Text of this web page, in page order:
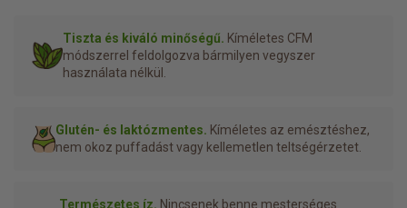
Tiszta és kiváló minőségű. Kíméletes CFM
módszerrel feldolgozva bármilyen vegyszer
használata nélkül.
Glutén- és laktózmentes. Kíméletes az emésztéshez,
nem okoz puffadást vagy kellemetlen teltségérzetet.
Természetes íz. Nincsenek benne mesterséges